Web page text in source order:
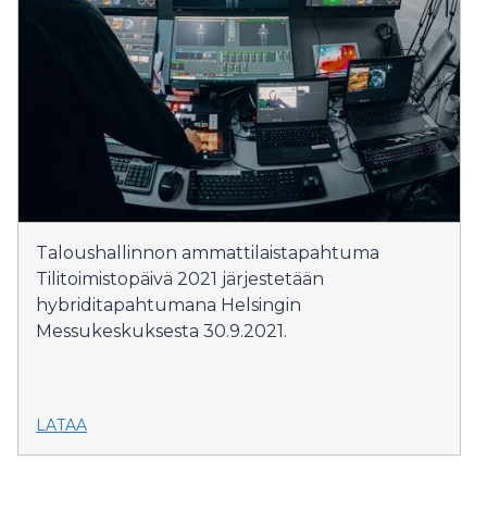
Taloushallinnon ammattilaistapahtuma
Tilitoimistopäivä 2021 järjestetään
hybriditapahtumana Helsingin
Messukeskuksesta 30.9.2021.
LATAA